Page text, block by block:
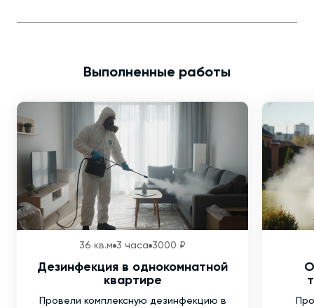
Выполненные работы
36 кв.м 3 часа 3000 ₽
Дезинфекция в однокомнатной
квартире
Провели комплексную дезинфекцию в